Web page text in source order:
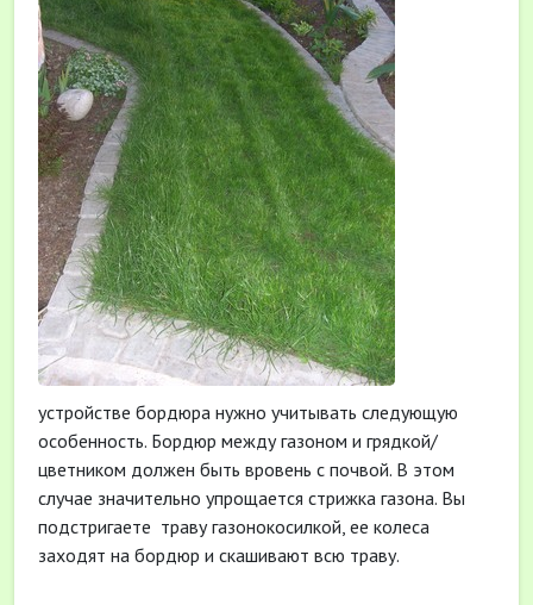
устройстве бордюра нужно учитывать следующую
особенность. Бордюр между газоном и грядкой/
цветником должен быть вровень с почвой. В этом
случае значительно упрощается стрижка газона. Вы
подстригаете траву газонокосилкой, ее колеса
заходят на бордюр и скашивают всю траву.